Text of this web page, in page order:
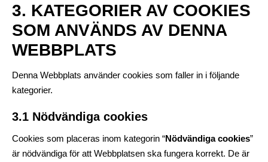
3. KATEGORIER AV COOKIES
SOM ANVÄNDS AV DENNA
WEBBPLATS
Denna Webbplats använder cookies som faller in i följande
kategorier.
3.1 Nödvändiga cookies
Cookies som placeras inom kategorin “Nödvändiga cookies”
är nödvändiga för att Webbplatsen ska fungera korrekt. De är